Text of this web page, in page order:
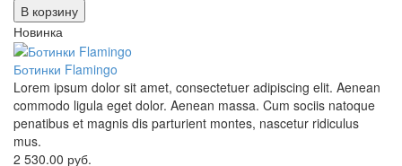
В корзину
Новинка
Ботинки Flamingo
Lorem ipsum dolor sit amet, consectetuer adipiscing elit. Aenean
commodo ligula eget dolor. Aenean massa. Cum sociis natoque
penatibus et magnis dis parturient montes, nascetur ridiculus
mus.
2 530.00 руб.